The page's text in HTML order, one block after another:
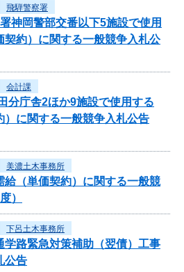
飛騨警察署
神岡警部交番以下5施設で使用
契約）に関する一般競争入札公
会計課
分庁舎2ほか9施設で使用する
）に関する一般競争入札公告
美濃土木事務所
給（単価契約）に関する一般競
）
下呂土木事務所
路緊急対策補助（翌債）工事
公告